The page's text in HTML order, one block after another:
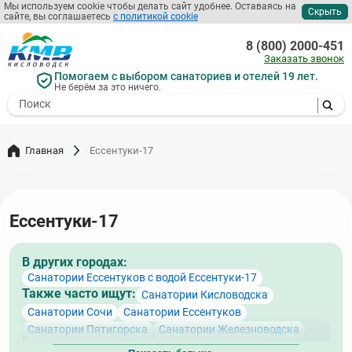
Мы используем cookie чтобы делать сайт удобнее. Оставаясь на
сайте, вы соглашаетесь с политикой cookie Скрыть
Перейти
к
основному
содержанию
Помогаем с выбором санаториев и отелей 19 лет.
Не берём за это ничего.
- I agree to the processing of my
8 (800) 2000-451
Заказать звонок
Главная Ессентуки‑17
Ессентуки‑17
В других городах:
Санатории Ессентуков с водой Ессентуки-17
Также часто ищут: Санатории Кисловодска
Санатории Сочи
Санатории Ессентуков
Санатории Пятигорска
Санатории Железноводска
Санатории Адлера
Санатории Лазаревского